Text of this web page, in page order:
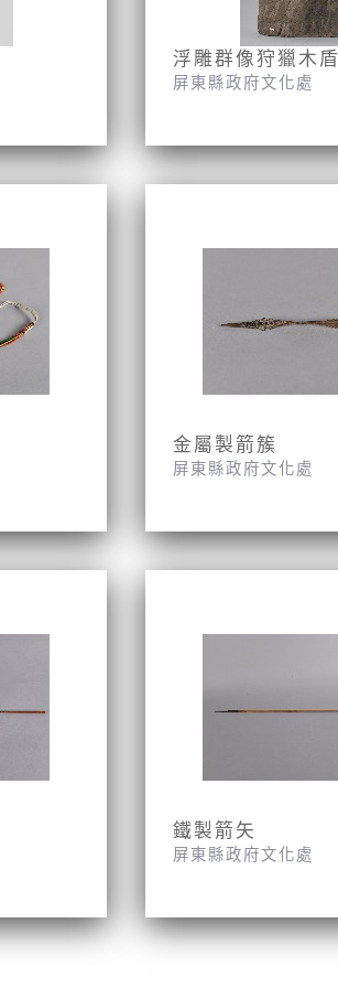
浮雕群像狩獵木盾
屏東縣政府文化處
金屬製箭簇
屏東縣政府文化處
鐵製箭矢
屏東縣政府文化處